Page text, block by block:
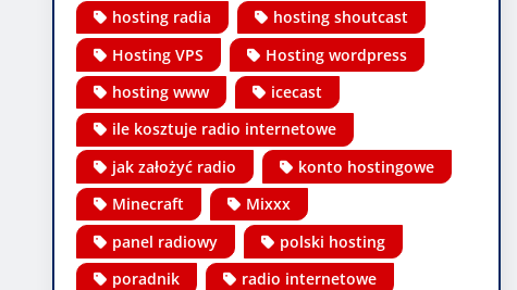
hosting radia
hosting shoutcast
Hosting VPS
Hosting wordpress
hosting www
icecast
ile kosztuje radio internetowe
jak założyć radio
konto hostingowe
Minecraft
Mixxx
panel radiowy
polski hosting
poradnik
radio internetowe